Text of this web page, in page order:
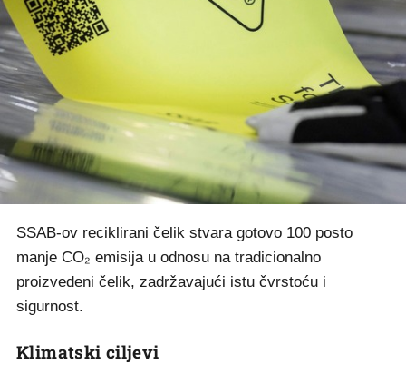
SSAB-ov reciklirani čelik stvara gotovo 100 posto
manje CO₂ emisija u odnosu na tradicionalno
proizvedeni čelik, zadržavajući istu čvrstoću i
sigurnost.
Klimatski ciljevi